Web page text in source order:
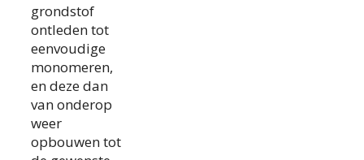
grondstof
ontleden tot
eenvoudige
monomeren,
en deze dan
van onderop
weer
opbouwen tot